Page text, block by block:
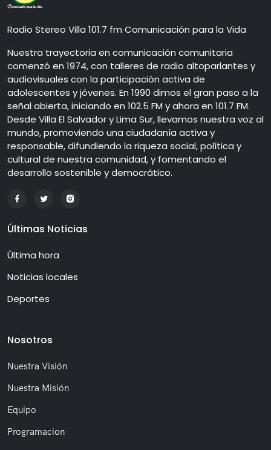
Radio Stereo Villa 101.7 fm Comunicación para la Vida
Nuestra trayectoria en comunicación comunitaria
comenzó en 1974, con talleres de radio altoparlantes y
audiovisuales con la participación activa de
adolescentes y jóvenes. En 1990 dimos el gran paso a la
señal abierta, iniciando en 102.5 FM y ahora en 101.7 FM.
Desde Villa El Salvador y Lima Sur, llevamos nuestra voz al
mundo, promoviendo una ciudadanía activa y
responsable, difundiendo la riqueza social, política y
cultural de nuestra comunidad, y fomentando el
desarrollo sostenible y democrático.
Últimas Noticias
Última hora
Noticias locales
Deportes
Nosotros
Nuestra Visión
Nuestra Misión
Equipo
Programacion